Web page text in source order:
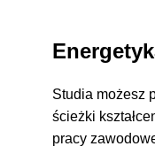
Studia możesz
ścieżki
pracy